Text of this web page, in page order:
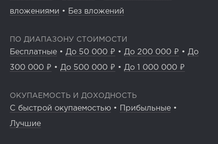
вложениями • Без вложений
ПО ДИАПАЗОНУ СТОИМОСТИ
Бесплатные • До 50 000 ₽ • До 200 000 ₽ • До
300 000 ₽ • До 500 000 ₽ • До 1 000 000 ₽
ОКУПАЕМОСТЬ И ДОХОДНОСТЬ
С быстрой окупаемостью • Прибыльные •
Лучшие